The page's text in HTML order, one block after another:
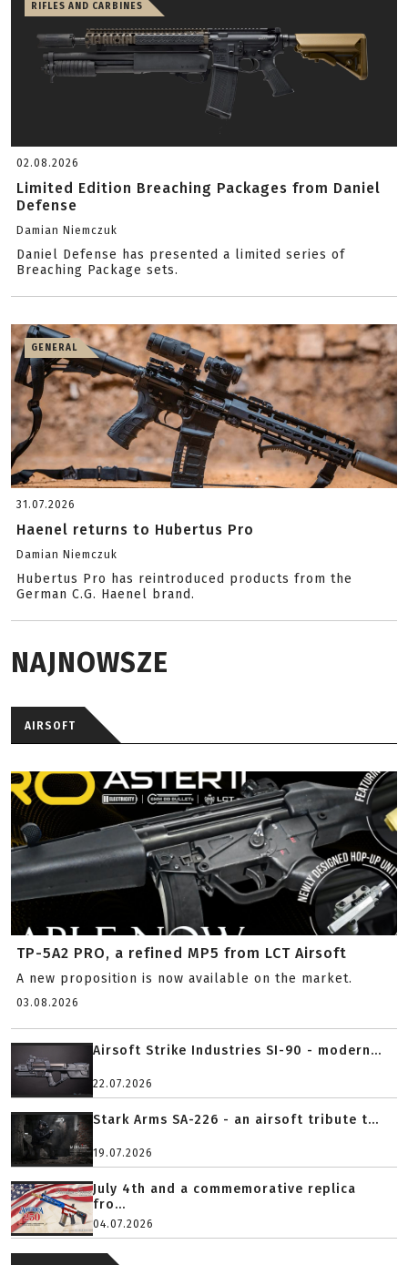
RIFLES AND CARBINES
02.08.2026
Limited Edition Breaching Packages from Daniel
Defense
Damian Niemczuk
Daniel Defense has presented a limited series of
Breaching Package sets.
GENERAL
31.07.2026
Haenel returns to Hubertus Pro
Damian Niemczuk
Hubertus Pro has reintroduced products from the
German C.G. Haenel brand.
NAJNOWSZE
AIRSOFT
TP-5A2 PRO, a refined MP5 from LCT Airsoft
A new proposition is now available on the market.
03.08.2026
Airsoft Strike Industries SI-90 - modern...
22.07.2026
Stark Arms SA-226 - an airsoft tribute t...
19.07.2026
July 4th and a commemorative replica
fro...
04.07.2026